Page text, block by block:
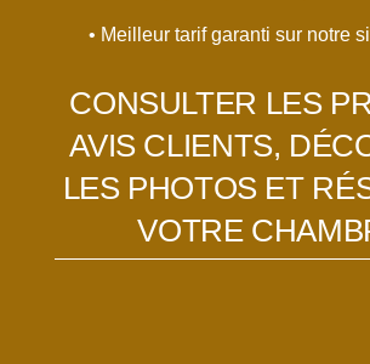
• Meilleur tarif garanti sur notre
CONSULTER LES
AVIS CLIENTS,
LES PHOTOS ET
VOTRE